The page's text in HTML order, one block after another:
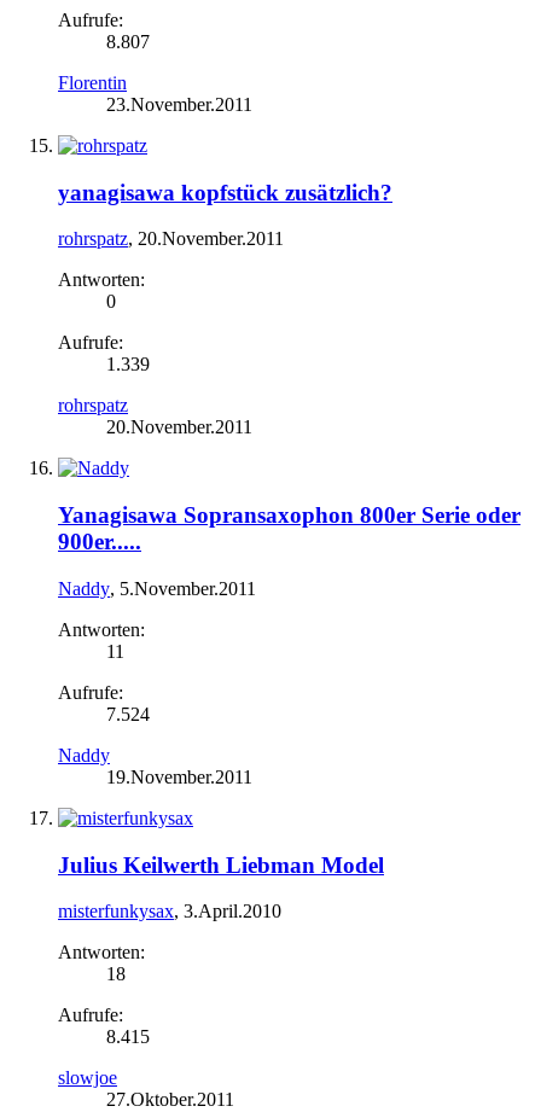
Aufrufe:
8.807
Florentin
23.November.2011
yanagisawa kopfstück zusätzlich?
rohrspatz, 20.November.2011
Antworten:
0
Aufrufe:
1.339
rohrspatz
20.November.2011
Yanagisawa Sopransaxophon 800er Serie oder
900er.....
Naddy, 5.November.2011
Antworten:
11
Aufrufe:
7.524
Naddy
19.November.2011
Julius Keilwerth Liebman Model
misterfunkysax, 3.April.2010
Antworten:
18
Aufrufe:
8.415
slowjoe
27.Oktober.2011